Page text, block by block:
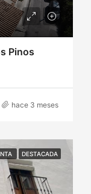
Pinos
hace 3 meses
DESTACADA